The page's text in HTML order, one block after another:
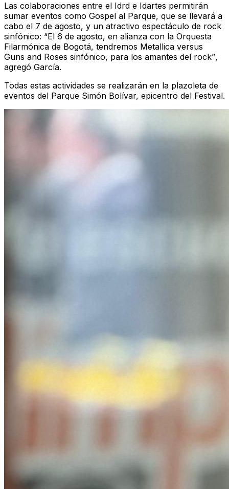
Las colaboraciones entre el Idrd e Idartes permitirán
sumar eventos como Gospel al Parque, que se llevará a
cabo el 7 de agosto, y un atractivo espectáculo de rock
sinfónico: “El 6 de agosto, en alianza con la Orquesta
Filarmónica de Bogotá, tendremos Metallica versus
Guns and Roses sinfónico, para los amantes del rock”,
agregó García.
Todas estas actividades se realizarán en la plazoleta de
eventos del Parque Simón Bolívar, epicentro del Festival.